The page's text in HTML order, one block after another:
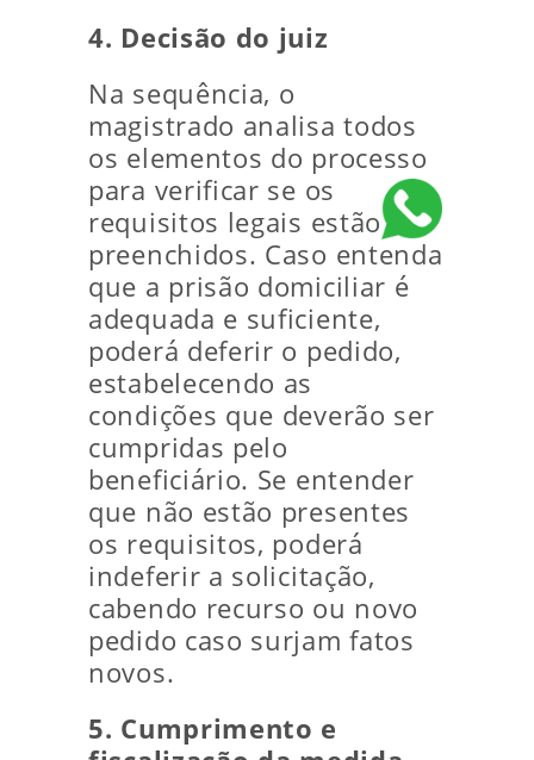
4. Decisão do juiz
Na sequência, o
magistrado analisa todos
os elementos do processo
para verificar se os
requisitos legais estão
preenchidos. Caso entenda
que a prisão domiciliar é
adequada e suficiente,
poderá deferir o pedido,
estabelecendo as
condições que deverão ser
cumpridas pelo
beneficiário. Se entender
que não estão presentes
os requisitos, poderá
indeferir a solicitação,
cabendo recurso ou novo
pedido caso surjam fatos
novos.
5. Cumprimento e